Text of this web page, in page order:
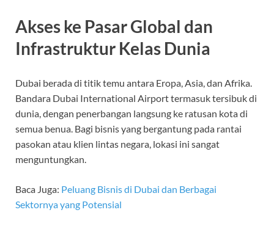
Akses ke Pasar Global dan
Infrastruktur Kelas Dunia
Dubai berada di titik temu antara Eropa, Asia, dan Afrika.
Bandara Dubai International Airport termasuk tersibuk di
dunia, dengan penerbangan langsung ke ratusan kota di
semua benua. Bagi bisnis yang bergantung pada rantai
pasokan atau klien lintas negara, lokasi ini sangat
menguntungkan.
Baca Juga: Peluang Bisnis di Dubai dan Berbagai
Sektornya yang Potensial